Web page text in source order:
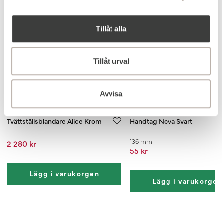
Tillåt alla
Tillåt urval
Avvisa
Tvättställsblandare Alice Krom
2 280 kr
Lägg i varukorgen
Handtag Nova Svart
136 mm
55 kr
Lägg i varukorgen